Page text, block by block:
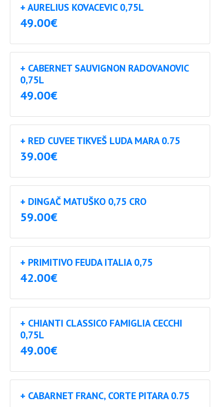
+ AURELIUS KOVACEVIC 0,75L
49.00€
+ CABERNET SAUVIGNON RADOVANOVIC
0,75L
49.00€
+ RED CUVEE TIKVEŠ LUDA MARA 0.75
39.00€
+ DINGAČ MATUŠKO 0,75 CRO
59.00€
+ PRIMITIVO FEUDA ITALIA 0,75
42.00€
+ CHIANTI CLASSICO FAMIGLIA CECCHI
0,75L
49.00€
+ CABARNET FRANC, CORTE PITARA 0.75